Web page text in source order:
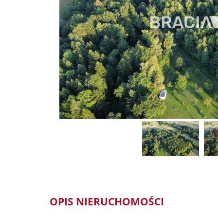
OPIS NIERUCHOMOŚCI